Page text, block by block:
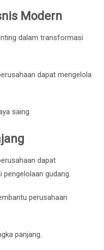
Modern
dalam transformasi
dapat mengelola
saing.
dapat
gudang.
perusahaan
panjang.